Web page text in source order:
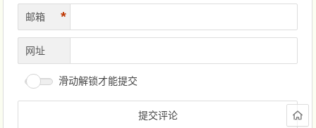
邮箱 *
网址
滑动解锁才能提交